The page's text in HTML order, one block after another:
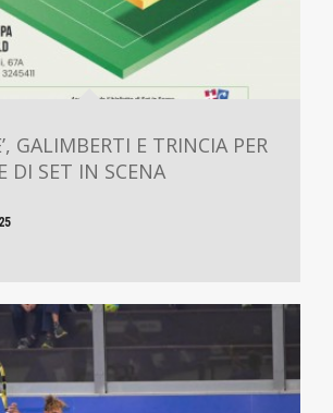
GALIMBERTI E TRINCIA PER
DI SET IN SCENA